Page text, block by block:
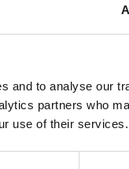
and to analyse our
partners who
use of their services.